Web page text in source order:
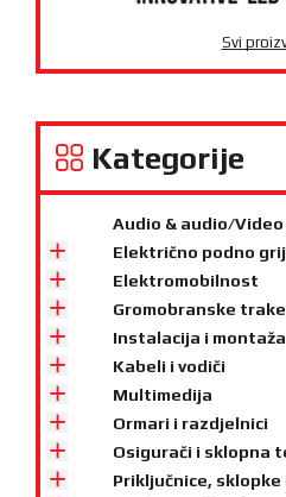
Svi
Kategorije
Audio & audio/
Električno podno
Elektromobilnost
Gromobranske
Instalacija i montaža
Kabeli i vodiči
Multimedija
Ormari i razdjelnici
Osigurači i sklopna
Priključnice,